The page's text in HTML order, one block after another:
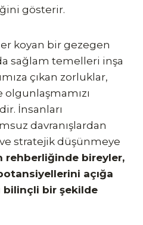
gösterir.
koyan bir gezegen
sağlam temelleri inşa
çıkan zorluklar,
İnsanları
davranışlardan
stratejik düşünmeye
rehberliğinde bireyler,
açığa
bilinçli bir şekilde